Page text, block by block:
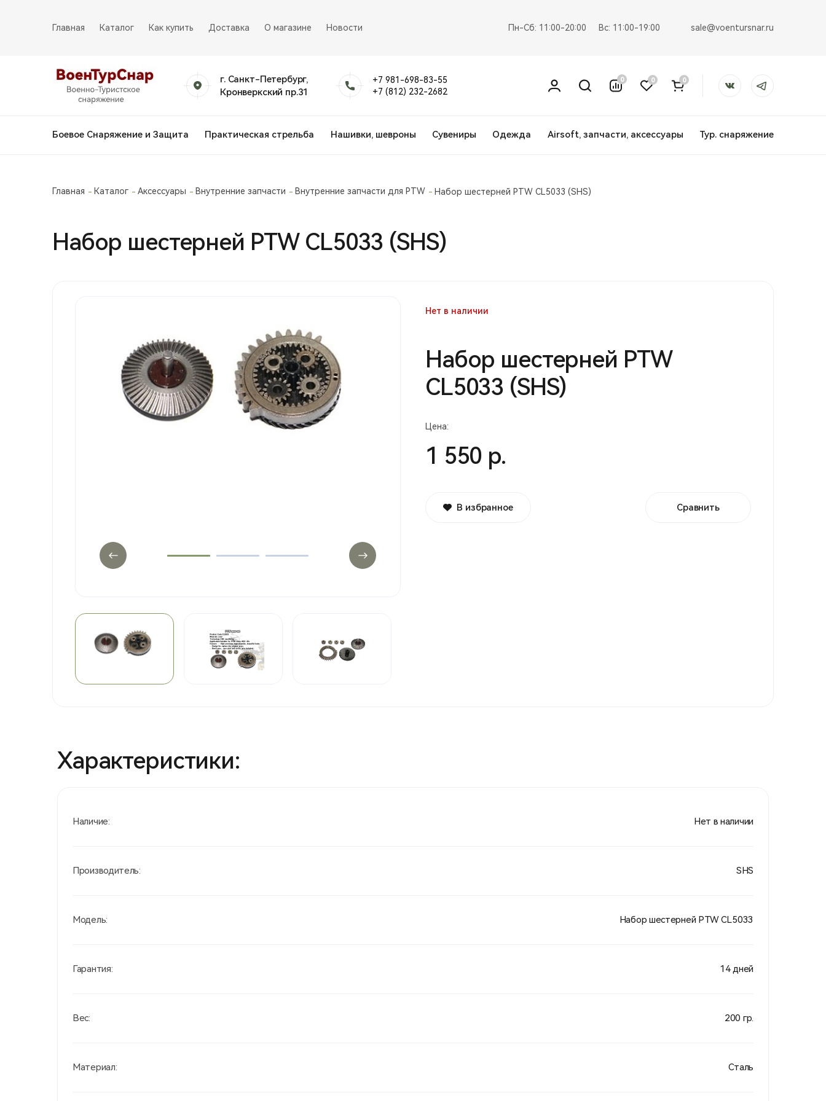
Главная Каталог Как купить Доставка О магазине Новости Пн-Сб: 11:00-20:00 Вс: 11:00-19:00 sale@voentursnar.ru
г. Санкт-Петербург,
Кронверкский пр.31
+7 981-698-83-55
+7 (812) 232-2682
0 0 0
Боевое Снаряжение и Защита Практическая стрельба Нашивки, шевроны Сувениры Одежда Airsoft, запчасти, аксессуары Тур. снаряжение
Главная Каталог Аксессуары Внутренние запчасти Внутренние запчасти для PTW Набор шестерней PTW CL5033 (SHS)
Набор шестерней PTW CL5033 (SHS)
Нет в наличии
Набор шестерней PTW
CL5033 (SHS)
Цена:
1 550 р.
В избранное Сравнить
Характеристики:
Наличие: Нет в наличии
Производитель: SHS
Модель: Набор шестерней PTW CL5033
Гарантия: 14 дней
Вес: 200 гр.
Материал: Сталь